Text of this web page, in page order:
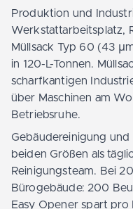
Produktion und
Werkstattarbeitsplatz,
Müllsack Typ 60 (43
in 120-L-Tonnen.
scharfkantigen
über Maschinen am
Betriebsruhe.
Gebäudereinigung
beiden Größen als
Reinigungsteam. Bei
Bürogebäude: 200
Easy Opener spart pro